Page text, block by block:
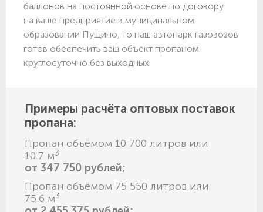
баллонов на постоянной основе по договору
на ваше предприятие в муниципальном
образовании Пущино, то наш автопарк газовозов
готов обеспечить ваш объект пропаном
круглосуточно без выходных.
Примеры расчёта оптовых поставок
пропана:
Пропан объёмом 10 700 литров или
10.7 м3
от 347 750 рублей;
Пропан объёмом 75 550 литров или
75.6 м3